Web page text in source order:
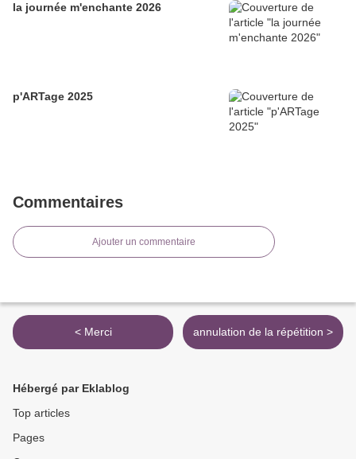
la journée m'enchante 2026
p'ARTage 2025
Commentaires
Ajouter un commentaire
< Merci annulation de la répétition >
Hébergé par Eklablog
Top articles
Pages